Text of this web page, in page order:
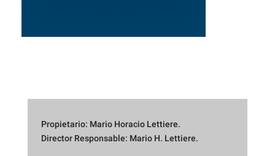
Propietario: Mario Horacio Lettiere.
Director Responsable: Mario H. Lettiere.